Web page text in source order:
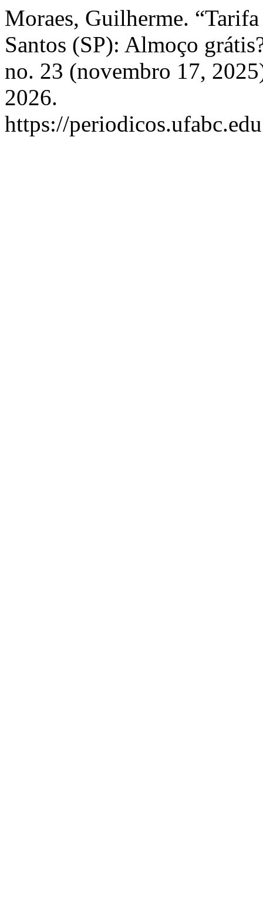
Moraes, Guilherme.
Santos (SP): Almoço
no. 23 (novembro 17,
2026.
https://